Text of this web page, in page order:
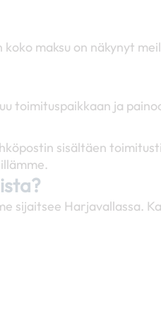
maksu on näkynyt
toimituspaikkaan ja
sisältäen
sijaitsee Harjavallassa.